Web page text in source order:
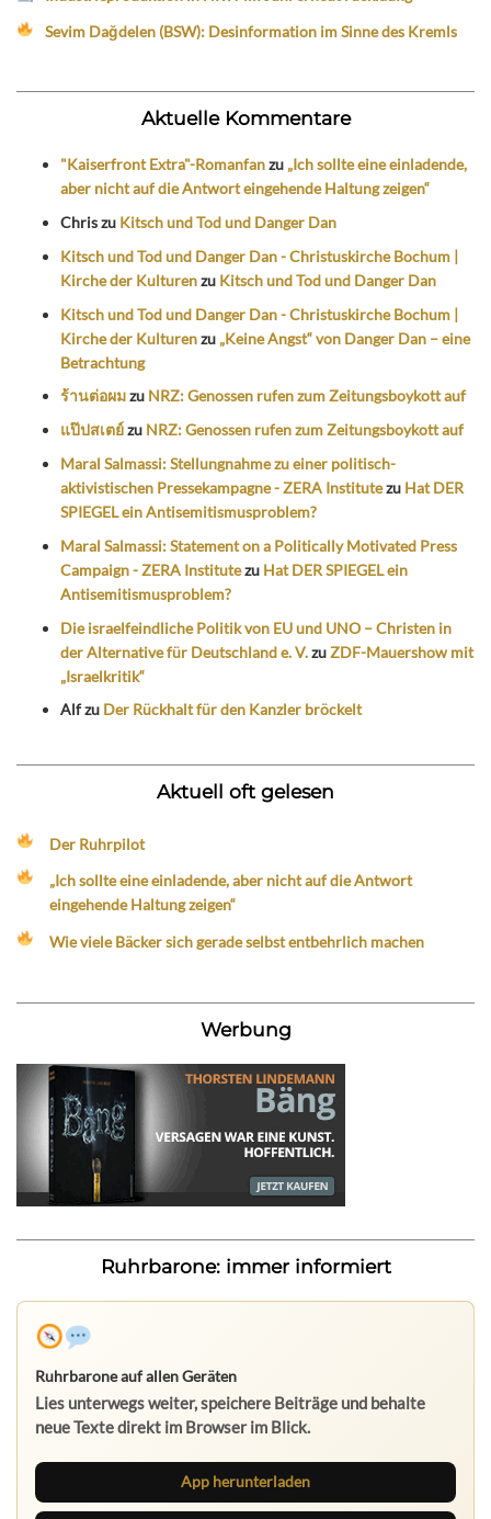
Sevim Dağdelen (BSW): Desinformation im Sinne des Kremls
Aktuelle Kommentare
"Kaiserfront Extra"-Romanfanzu „Ich sollte eine einladende,
aber nicht auf die Antwort eingehende Haltung zeigen“
Chriszu Kitsch und Tod und Danger Dan
Kitsch und Tod und Danger Dan - Christuskirche Bochum |
Kirche der Kulturenzu Kitsch und Tod und Danger Dan
Kitsch und Tod und Danger Dan - Christuskirche Bochum |
Kirche der Kulturenzu „Keine Angst“ von Danger Dan – eine
Betrachtung
ร้านต่อผมzu NRZ: Genossen rufen zum Zeitungsboykott auf
แป๊ปสเตย์zu NRZ: Genossen rufen zum Zeitungsboykott auf
Maral Salmassi: Stellungnahme zu einer politisch-
aktivistischen Pressekampagne - ZERA Institutezu Hat DER
SPIEGEL ein Antisemitismusproblem?
Maral Salmassi: Statement on a Politically Motivated Press
Campaign - ZERA Institutezu Hat DER SPIEGEL ein
Antisemitismusproblem?
Die israelfeindliche Politik von EU und UNO – Christen in
der Alternative für Deutschland e. V.zuZDF-Mauershow mit
„Israelkritik“
Alfzu Der Rückhalt für den Kanzler bröckelt
Aktuell oft gelesen
Der Ruhrpilot
„Ich sollte eine einladende, aber nicht auf die Antwort
eingehende Haltung zeigen“
Wie viele Bäcker sich gerade selbst entbehrlich machen
Werbung
Ruhrbarone: immer informiert
Ruhrbarone auf allen Geräten
Lies unterwegs weiter, speichere Beiträge und behalte
neue Texte direkt im Browser im Blick.
App herunterladen